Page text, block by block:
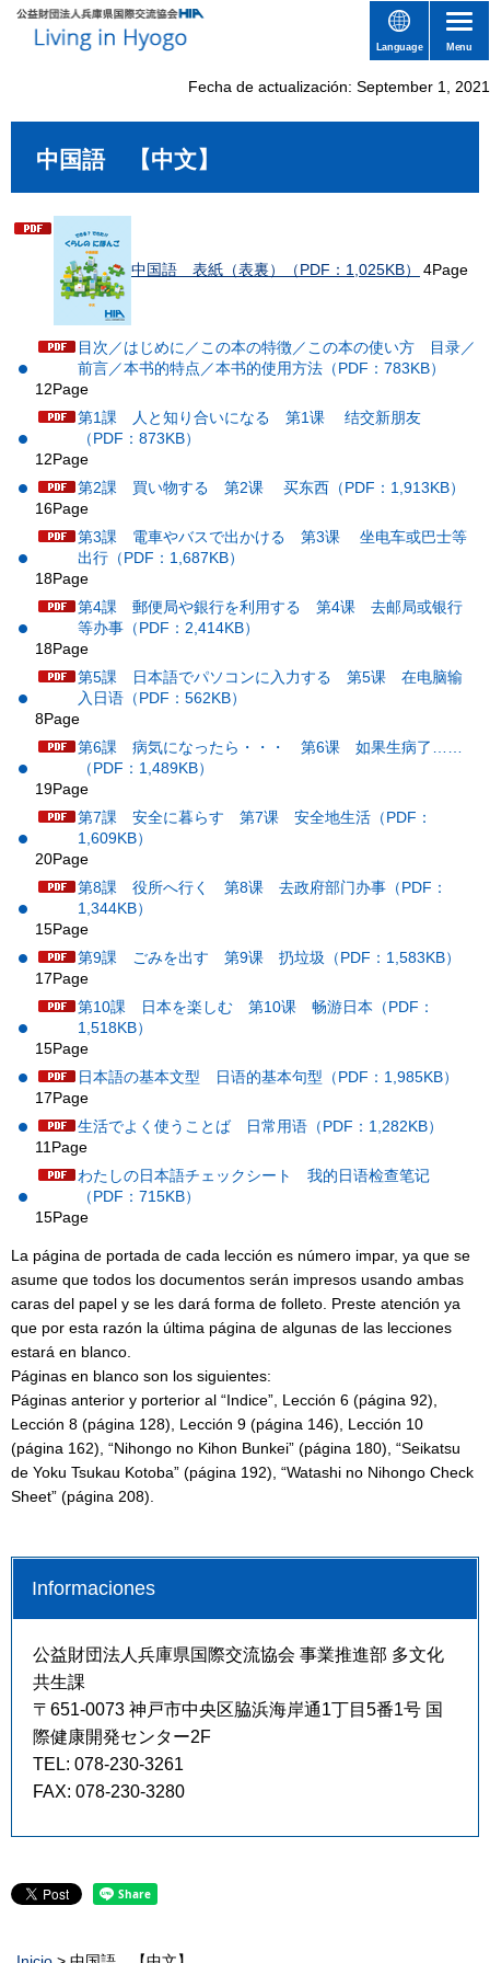
Language Menu
Fecha de actualización: September 1, 2021
中国語 【中文】
中国語 表紙（表裏）（PDF：1,025KB） 4Page
目次／はじめに／この本の特徴／この本の使い方 目录／
前言／本书的特点／本书的使用方法（PDF：783KB）
12Page
第1課 人と知り合いになる 第1课 结交新朋友
（PDF：873KB）
12Page
第2課 買い物する 第2课 买东西（PDF：1,913KB）
16Page
第3課 電車やバスで出かける 第3课 坐电车或巴士等
出行（PDF：1,687KB）
18Page
第4課 郵便局や銀行を利用する 第4课 去邮局或银行
等办事（PDF：2,414KB）
18Page
第5課 日本語でパソコンに入力する 第5课 在电脑输
入日语（PDF：562KB）
8Page
第6課 病気になったら・・・ 第6课 如果生病了……
（PDF：1,489KB）
19Page
第7課 安全に暮らす 第7课 安全地生活（PDF：
1,609KB）
20Page
第8課 役所へ行く 第8课 去政府部门办事（PDF：
1,344KB）
15Page
第9課 ごみを出す 第9课 扔垃圾（PDF：1,583KB）
17Page
第10課 日本を楽しむ 第10课 畅游日本（PDF：
1,518KB）
15Page
日本語の基本文型 日语的基本句型（PDF：1,985KB）
17Page
生活でよく使うことば 日常用语（PDF：1,282KB）
11Page
わたしの日本語チェックシート 我的日语检查笔记
（PDF：715KB）
15Page
La página de portada de cada lección es número impar, ya que se
asume que todos los documentos serán impresos usando ambas
caras del papel y se les dará forma de folleto. Preste atención ya
que por esta razón la última página de algunas de las lecciones
estará en blanco.
Páginas en blanco son los siguientes:
Páginas anterior y porterior al “Indice”, Lección 6 (página 92),
Lección 8 (página 128), Lección 9 (página 146), Lección 10
(página 162), “Nihongo no Kihon Bunkei” (página 180), “Seikatsu
de Yoku Tsukau Kotoba” (página 192), “Watashi no Nihongo Check
Sheet” (página 208).
Informaciones
公益財団法人兵庫県国際交流協会 事業推進部 多文化
共生課
〒651-0073 神戸市中央区脇浜海岸通1丁目5番1号 国
際健康開発センター2F
TEL: 078-230-3261
FAX: 078-230-3280